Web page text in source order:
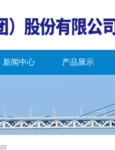
新闻中心 产品展示